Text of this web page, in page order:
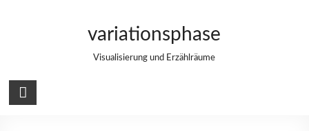
variationsphase
Visualisierung und Erzählräume